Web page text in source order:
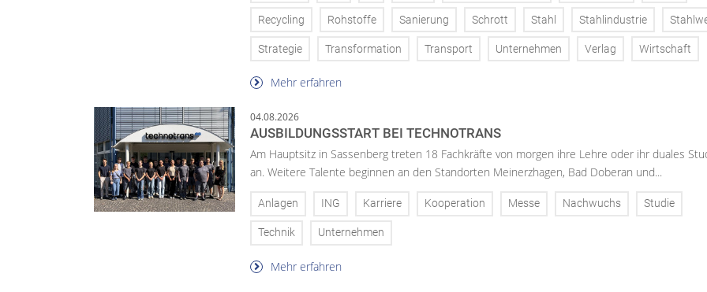
Recycling Rohstoffe Sanierung Schrott Stahl Stahlindustrie
Strategie Transformation Transport Unternehmen Verlag Wirtschaft
Mehr erfahren
04.08.2026
AUSBILDUNGSSTART BEI TECHNOTRANS
Am Hauptsitz in Sassenberg treten 18 Fachkräfte von morgen ihre Lehre oder ihr duales
an. Weitere Talente beginnen an den Standorten Meinerzhagen, Bad Doberan und...
Anlagen ING Karriere Kooperation Messe Nachwuchs Studie
Technik Unternehmen
Mehr erfahren